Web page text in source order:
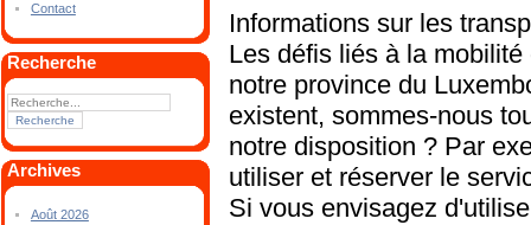
Contact
Recherche
Archives
Août 2026
Informations sur les
Les défis liés à la
notre province du
existent, sommes-nous
notre disposition ? Par
utiliser et réserver le
Si vous envisagez